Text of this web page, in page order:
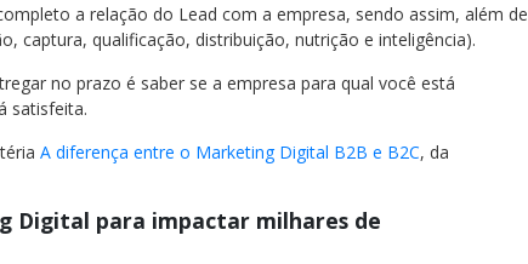
a relação do Lead com a empresa, sendo assim, além de
captura, qualificação, distribuição, nutrição e inteligência).
no prazo é saber se a empresa para qual você está
satisfeita.
A diferença entre o Marketing Digital B2B e B2C, da
Digital para impactar milhares de